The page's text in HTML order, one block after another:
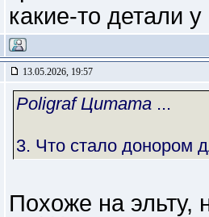
какие-то детали
13.05.2026, 19:57
Poligraf Цитата ...
3. Что стало донором
Похоже на эльту,